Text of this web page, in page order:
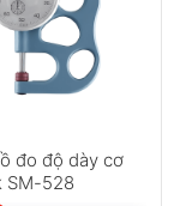
đo độ dày cơ
SM-528